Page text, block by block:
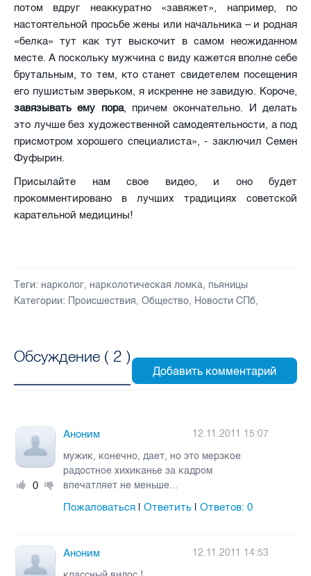
потом вдруг неаккуратно «завяжет», например, по
настоятельной просьбе жены или начальника – и родная
«белка» тут как тут выскочит в самом неожиданном
месте. А поскольку мужчина с виду кажется вполне себе
брутальным, то тем, кто станет свидетелем посещения
его пушистым зверьком, я искренне не завидую. Короче,
завязывать ему пора, причем окончательно. И делать
это лучше без художественной самодеятельности, а под
присмотром хорошего специалиста», - заключил Семен
Фуфырин.
Присылайте нам свое видео, и оно будет
прокомментировано в лучших традициях советской
карательной медицины!
Теги: нарколог, нарколотическая ломка, пьяницы
Категории: Происшествия, Общество, Новости СПб,
Обсуждение ( 2 )
0
Аноним
12.11.2011 15:07
мужик, конечно, дает, но это мерзкое
радостное хихиканье за кадром
впечатляет не меньше...
Пожаловаться |Ответить |Ответов:0
Аноним
12.11.2011 14:53